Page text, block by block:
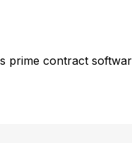
contract